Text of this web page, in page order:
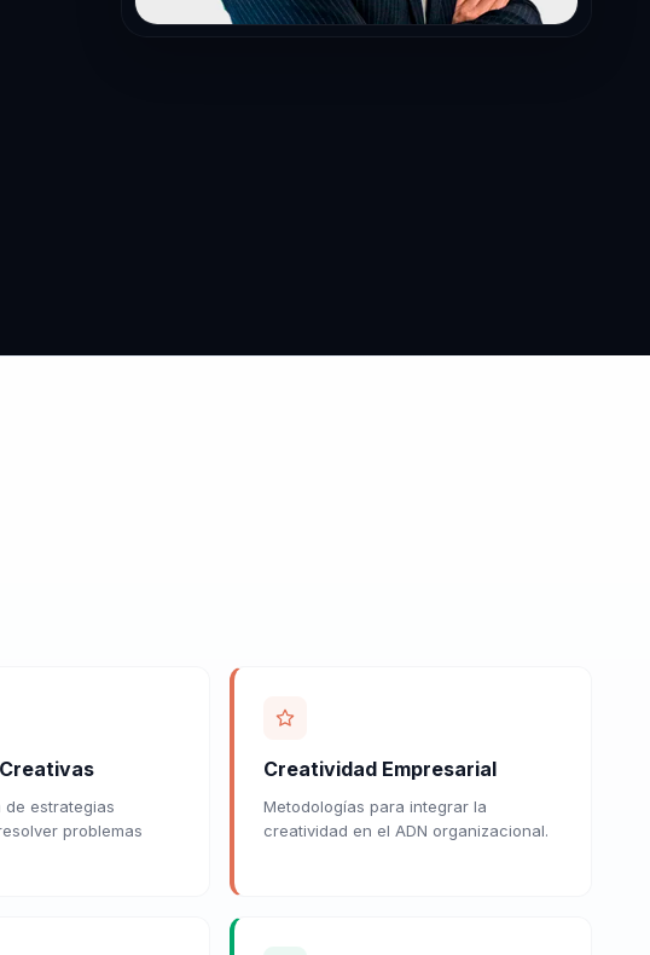
de estrategias
problemas
Creatividad Empresarial
Metodologías para integrar la
creatividad en el ADN organizacional.